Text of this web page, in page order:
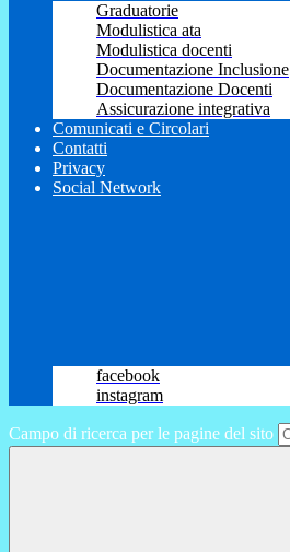
Graduatorie
Modulistica ata
Modulistica docenti
Documentazione Inclusione
Documentazione Docenti
Assicurazione integrativa
Comunicati e Circolari
Contatti
Privacy
Social Network
facebook
instagram
Campo di ricerca per le pagine del sito